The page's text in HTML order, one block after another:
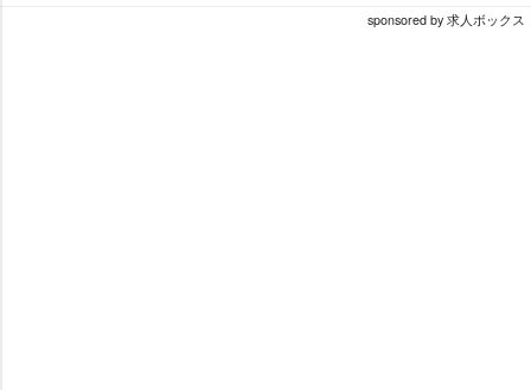
sponsored by 求人ボックス